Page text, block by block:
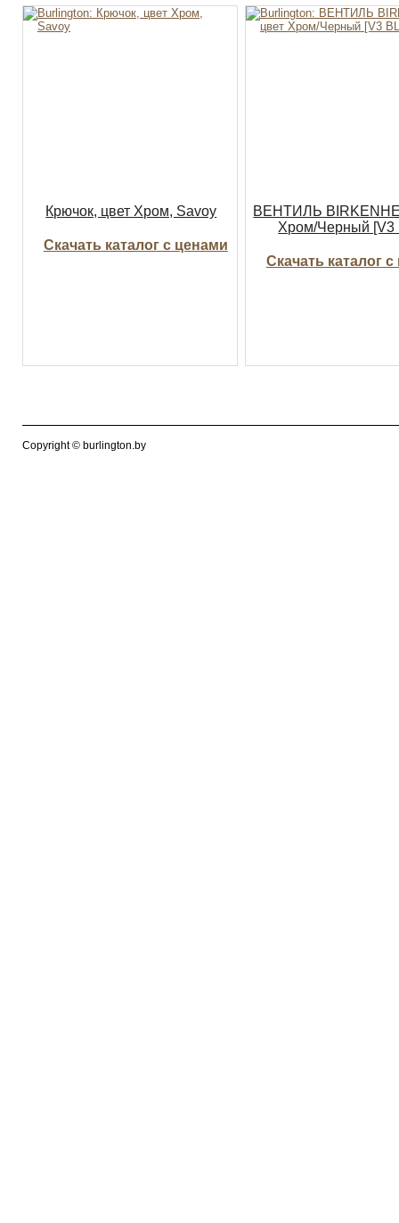
Крючок, цвет Хром, Savoy
Скачать каталог с ценами
ВЕНТИЛЬ
Хром/Черный [V3
Скачать каталог
Copyright © burlington.by